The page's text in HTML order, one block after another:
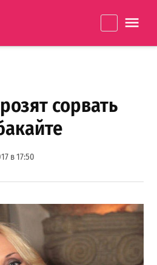
сорвать
в 17:50